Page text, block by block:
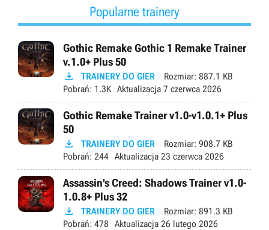
Popularne trainery
Gothic Remake Gothic 1 Remake Trainer
v.1.0+ Plus 50
 TRAINERY DO GIER Rozmiar: 887.1 KB
Pobrań: 1.3K Aktualizacja 7 czerwca 2026
Gothic Remake Trainer v1.0-v1.0.1+ Plus
50
 TRAINERY DO GIER Rozmiar: 908.7 KB
Pobrań: 244 Aktualizacja 23 czerwca 2026
Assassin's Creed: Shadows Trainer v1.0-
1.0.8+ Plus 32
 TRAINERY DO GIER Rozmiar: 891.3 KB
Pobrań: 478 Aktualizacja 26 lutego 2026